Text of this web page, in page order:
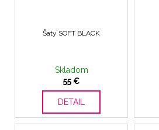
Šaty SOFT BLACK
Skladom
55 €
DETAIL